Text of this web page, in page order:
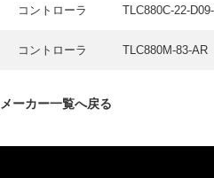
INTERVIEW
コントローラ TLC880C-22-
コントローラ TLC880M-83-AR
メーカー一覧へ戻る